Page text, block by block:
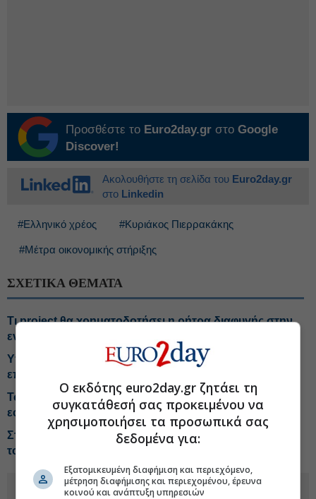
Προσθέστε το Euro2day.gr στο Google
Discover!
Ακολουθήστε τη σελίδα του Euro2day.gr
στο Linkedin
#Ελληνικό χρέος #Κυριάκος Πιερρακάκης
#Μέτρα οικονομικής στήριξης
ΣΧΕΤΙΚΑ ΘΕΜΑΤΑ
Τι project θα χρηματοδοτήσει η ρήτρα διαφυγής στην
ενέργεια
Υποβλήθηκε αίτημα για ρήτρα διαφυγής, στο
επίκεντρο ενεργειακά projects
Τσάπαλος: Θα εξεταστούν ξανά μέτρα για τα καύσιμα
εφόσον χρειαστεί
Στα 360,1 δισ. ευρώ το δημόσιο χρέος το 1ο τρίμηνο
του 2026
Ο εκδότης euro2day.gr ζητάει τη
συγκατάθεσή σας προκειμένου να
χρησιμοποιήσει τα προσωπικά σας
δεδομένα για:
Εξατομικευμένη διαφήμιση και περιεχόμενο,
μέτρηση διαφήμισης και περιεχομένου, έρευνα
κοινού και ανάπτυξη υπηρεσιών